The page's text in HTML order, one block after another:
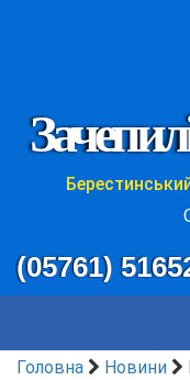
(05761)
Головна
Новини